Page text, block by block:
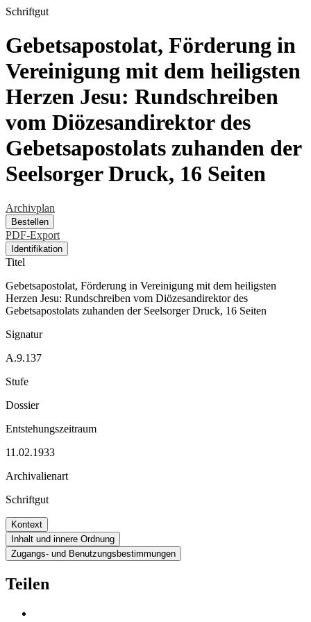
Schriftgut
Gebetsapostolat, Förderung in
Vereinigung mit dem heiligsten
Herzen Jesu: Rundschreiben
vom Diözesandirektor des
Gebetsapostolats zuhanden der
Seelsorger Druck, 16 Seiten
Archivplan
Bestellen
PDF-Export
Identifikation
Titel
Gebetsapostolat, Förderung in Vereinigung mit dem heiligsten
Herzen Jesu: Rundschreiben vom Diözesandirektor des
Gebetsapostolats zuhanden der Seelsorger Druck, 16 Seiten
Signatur
A.9.137
Stufe
Dossier
Entstehungszeitraum
11.02.1933
Archivalienart
Schriftgut
Kontext
Inhalt und innere Ordnung
Zugangs- und Benutzungsbestimmungen
Teilen